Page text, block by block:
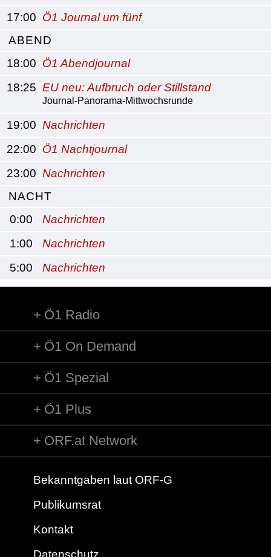
17:00 Ö1 Journal um fünf
ABEND
18:00 Ö1 Abendjournal
18:25 EU neu: Aufbruch oder Stillstand
Journal-Panorama-Mittwochsrunde
19:00 Nachrichten
22:00 Ö1 Nachtjournal
23:00 Nachrichten
NACHT
0:00
Nachrichten
1:00
Nachrichten
5:00
Nachrichten
Ö1 Radio
Ö1 On Demand
Ö1 Spezial
Ö1 Plus
ORF.at Network
Bekanntgaben laut ORF-G
Publikumsrat
Kontakt
Datenschutz